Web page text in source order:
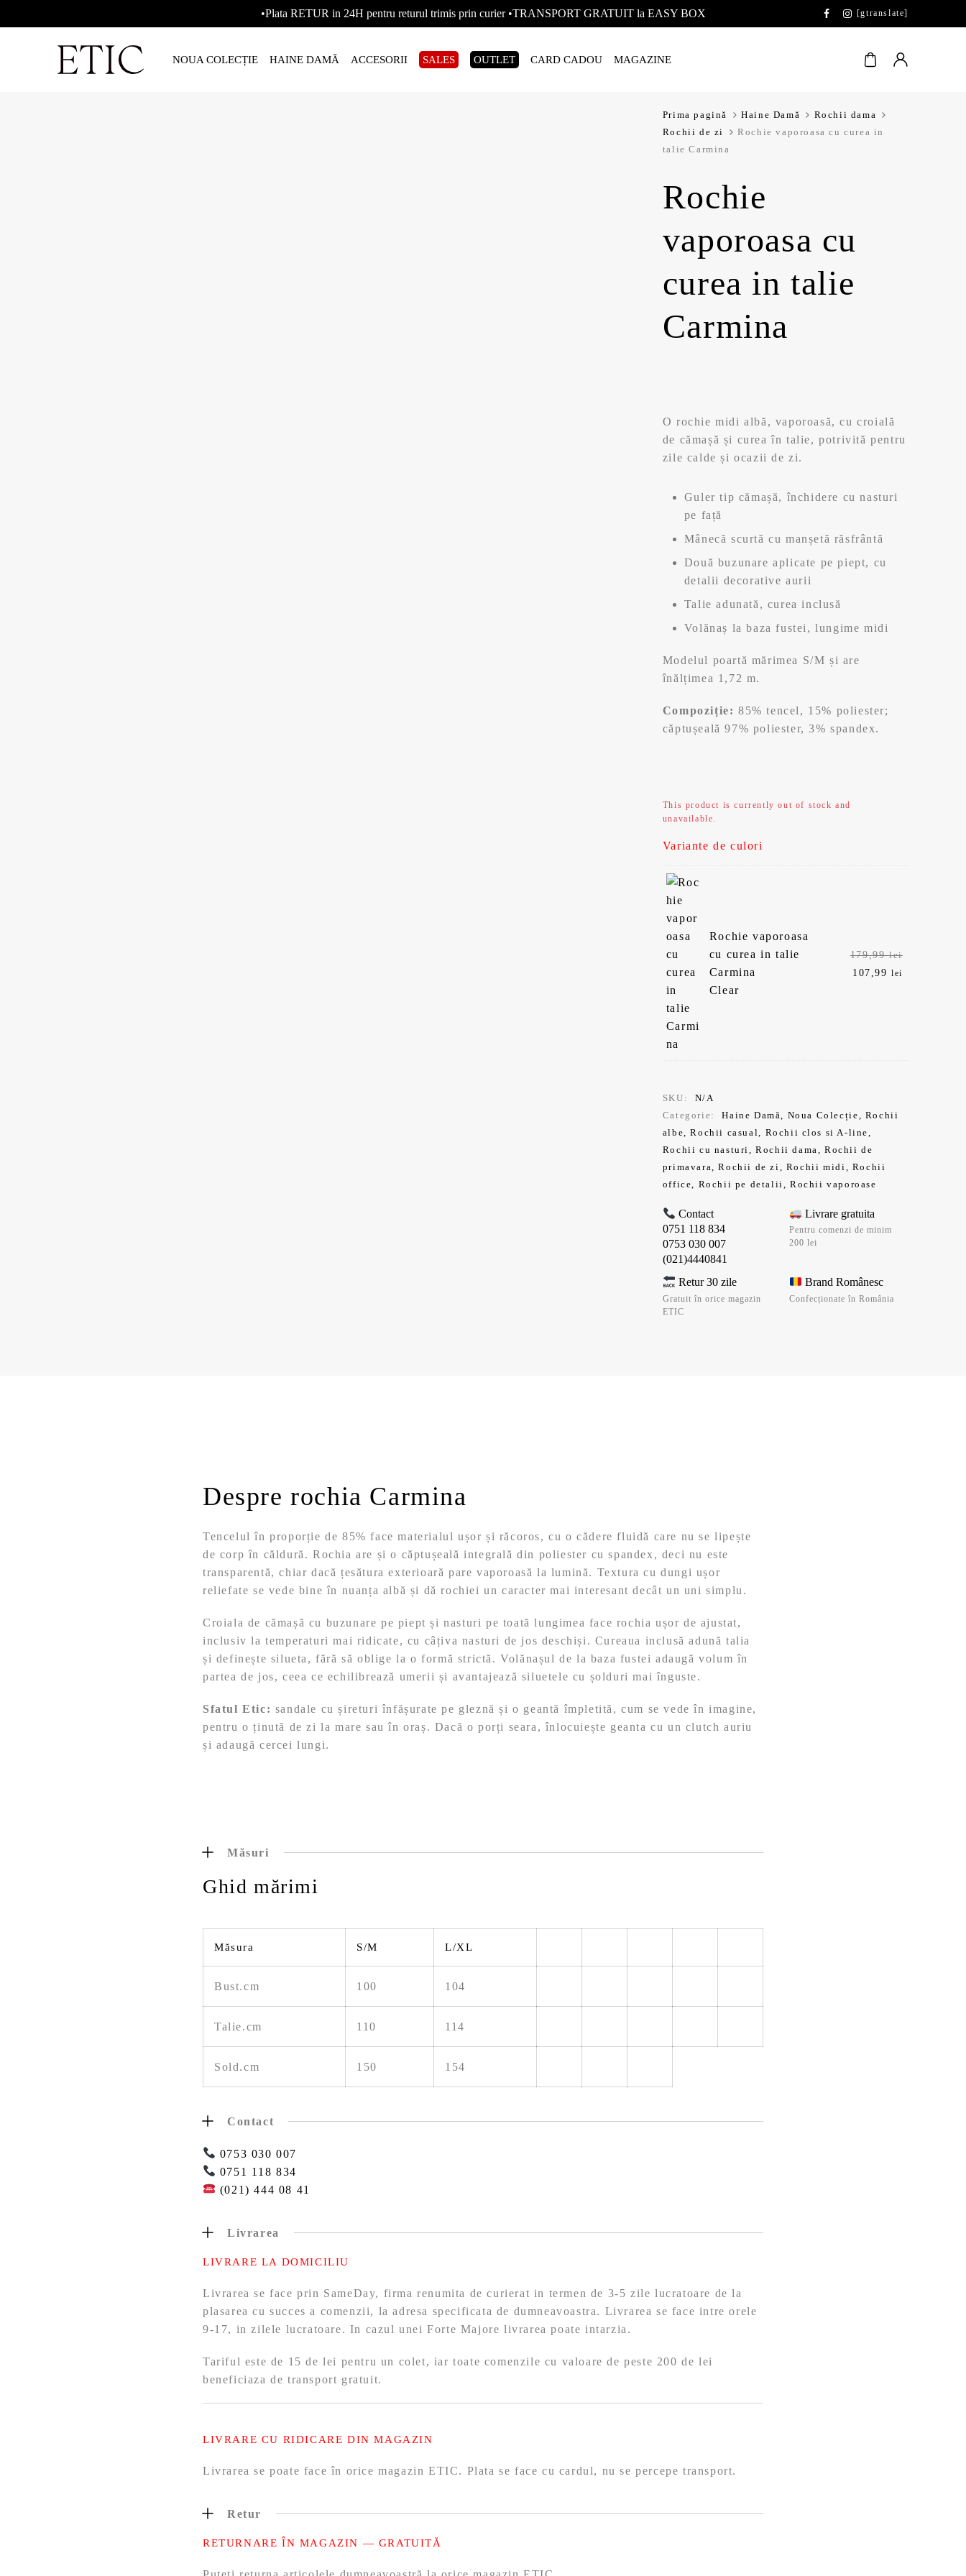
•Plata RETUR in 24H pentru returul trimis prin curier •TRANSPORT GRATUIT la EASY BOX [gtranslate]
NOUA COLECȚIE HAINE DAMĂ ACCESORII SALES OUTLET CARD CADOU MAGAZINE
Prima pagină Haine Damă
Rochii dama
Rochii de zi
Rochie vaporoasa cu curea in
talie Carmina
Rochie
vaporoasa cu
curea in talie
Carmina
O rochie midi albă, vaporoasă, cu croială
de cămașă și curea în talie, potrivită pentru
zile calde și ocazii de zi.
Guler tip cămașă, închidere cu nasturi
pe față
Mânecă scurtă cu manșetă răsfrântă
Două buzunare aplicate pe piept, cu
detalii decorative aurii
Talie adunată, curea inclusă
Volănaș la baza fustei, lungime midi
Modelul poartă mărimea S/M și are
înălțimea 1,72 m.
Compoziție: 85% tencel, 15% poliester;
căptușeală 97% poliester, 3% spandex.
This product is currently out of stock and
unavailable.
Variante de culori
Rochie vaporoasa
cu curea in talie
Carmina
Clear
179,99lei
107,99lei
SKU:
N/A
Categorie:
Haine Damă, Noua Colecție, Rochii
albe,Rochii casual, Rochii clos si A-line,
Rochii cu nasturi,Rochii dama,Rochii de
primavara,Rochii de zi, Rochii midi, Rochii
office, Rochii pe detalii,Rochii vaporoase
Contact
0751 118 834
0753 030 007
(021)4440841
Livrare gratuita
Pentru comenzi de minim
200 lei
Retur 30 zile
Gratuit în orice magazin
ETIC
Brand Românesc
Confecționate în România
Despre rochia Carmina
Tencelul în proporție de 85% face materialul ușor și răcoros, cu o cădere fluidă care nu se lipește
de corp în căldură. Rochia are și o căptușeală integrală din poliester cu spandex, deci nu este
transparentă, chiar dacă țesătura exterioară pare vaporoasă la lumină. Textura cu dungi ușor
reliefate se vede bine în nuanța albă și dă rochiei un caracter mai interesant decât un uni simplu.
Croiala de cămașă cu buzunare pe piept și nasturi pe toată lungimea face rochia ușor de ajustat,
inclusiv la temperaturi mai ridicate, cu câțiva nasturi de jos deschiși. Cureaua inclusă adună talia
și definește silueta, fără să oblige la o formă strictă. Volănașul de la baza fustei adaugă volum în
partea de jos, ceea ce echilibrează umerii și avantajează siluetele cu șolduri mai înguste.
Sfatul Etic: sandale cu șireturi înfășurate pe gleznă și o geantă împletită, cum se vede în imagine,
pentru o ținută de zi la mare sau în oraș. Dacă o porți seara, înlocuiește geanta cu un clutch auriu
și adaugă cercei lungi.
Măsuri
Ghid mărimi
Măsura S/M L/XL
Bust.cm 100 104
Talie.cm 110 114
Sold.cm 150 154
Contact
0753 030 007
0751 118 834
(021) 444 08 41
Livrarea
LIVRARE LA DOMICILIU
Livrarea se face prin SameDay, firma renumita de curierat in termen de 3-5 zile lucratoare de la
plasarea cu succes a comenzii, la adresa specificata de dumneavoastra. Livrarea se face intre orele
9-17, in zilele lucratoare. In cazul unei Forte Majore livrarea poate intarzia.
Tariful este de 15 de lei pentru un colet, iar toate comenzile cu valoare de peste 200 de lei
beneficiaza de transport gratuit.
LIVRARE CU RIDICARE DIN MAGAZIN
Livrarea se poate face în orice magazin ETIC. Plata se face cu cardul, nu se percepe transport.
Retur
RETURNARE ÎN MAGAZIN — GRATUITĂ